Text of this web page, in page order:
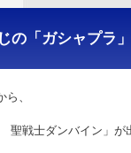
の「ガシャプラ
、
戦士ダンバイン」が